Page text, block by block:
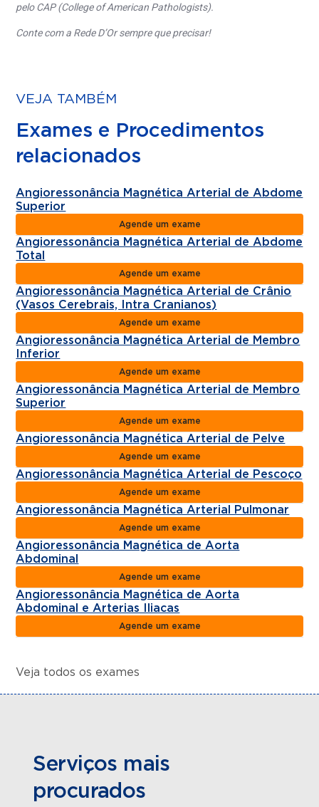
pelo CAP (College of American Pathologists).
Conte com a Rede D’Or sempre que precisar!
VEJA TAMBÉM
Exames e Procedimentos
relacionados
Angioressonância Magnética Arterial de Abdome
Superior
Agende um exame
Angioressonância Magnética Arterial de Abdome
Total
Agende um exame
Angioressonância Magnética Arterial de Crânio
(Vasos Cerebrais, Intra Cranianos)
Agende um exame
Angioressonância Magnética Arterial de Membro
Inferior
Agende um exame
Angioressonância Magnética Arterial de Membro
Superior
Agende um exame
Angioressonância Magnética Arterial de Pelve
Agende um exame
Angioressonância Magnética Arterial de Pescoço
Agende um exame
Angioressonância Magnética Arterial Pulmonar
Agende um exame
Angioressonância Magnética de Aorta
Abdominal
Agende um exame
Angioressonância Magnética de Aorta
Abdominal e Arterias Iliacas
Agende um exame
Veja todos os exames
Serviços mais
procurados